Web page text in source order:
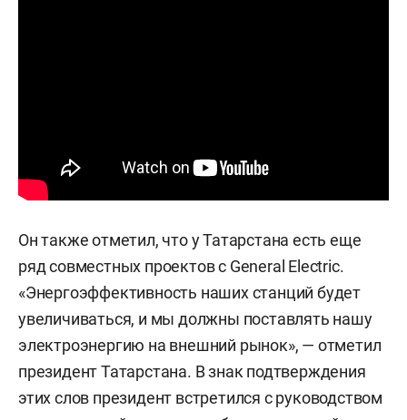
Он также отметил, что у Татарстана есть еще
ряд совместных проектов с General Electric.
«Энергоэффективность наших станций будет
увеличиваться, и мы должны поставлять нашу
электроэнергию на внешний рынок», — отметил
президент Татарстана. В знак подтверждения
этих слов президент встретился с руководством